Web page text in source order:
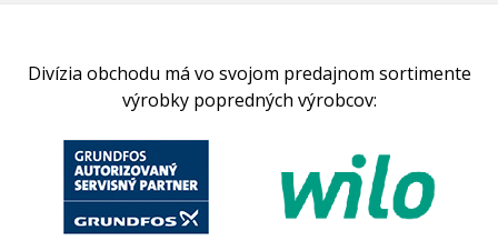
Divízia obchodu má vo svojom predajnom sortimente
výrobky popredných výrobcov: